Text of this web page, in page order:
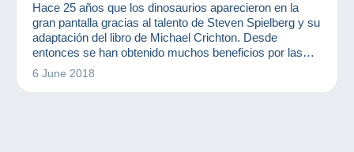
Hace 25 años que los dinosaurios aparecieron en la
gran pantalla gracias al talento de Steven Spielberg y su
adaptación del libro de Michael Crichton. Desde
entonces se han obtenido muchos beneficios por las
películas y el merchandising. ¡Una colección casi tan
6 June 2018